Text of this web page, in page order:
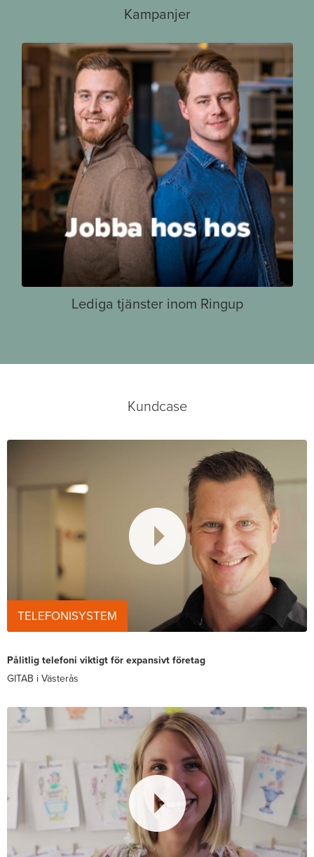
Kampanjer
Lediga tjänster inom Ringup
Kundcase
TELEFONISYSTEM
Pålitlig telefoni viktigt för expansivt företag
GITAB i Västerås